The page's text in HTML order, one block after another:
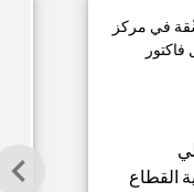
في مركز
القطاع